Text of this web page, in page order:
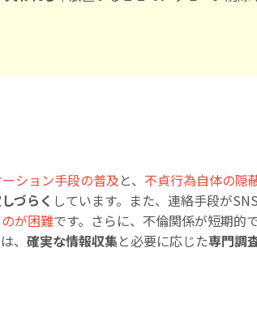
ション手段の普及と、 不貞行為自体の隠
づらく しています。また、連絡手段が
が困難です。さらに、不倫関係が短期的
、 確実な情報収集と必要に応じた専門調